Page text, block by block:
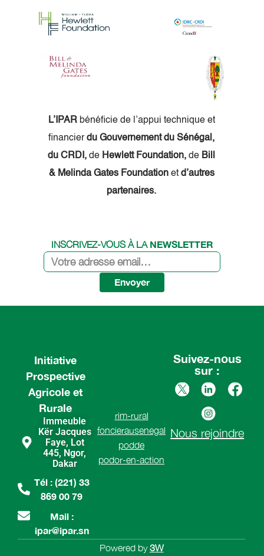
L’IPARbénéficie de l’appui technique et
financierdu Gouvernement du Sénégal,
du CRDI, de Hewlett Foundation, de Bill
& Melinda Gates Foundation et d’autres
partenaires.
INSCRIVEZ-VOUS À LA NEWSLETTER
Envoyer
Initiative
Prospective
Agricole et
Rurale
Immeuble
Kër Jacques
Faye, Lot
445, Ngor,
Dakar
Tél : (221) 33
869 00 79
Mail :
ipar@ipar.sn
rim-rural
foncierausenegal
podde
podor-en-action
Suivez-nous
sur :
Nous rejoindre
Powered by3W